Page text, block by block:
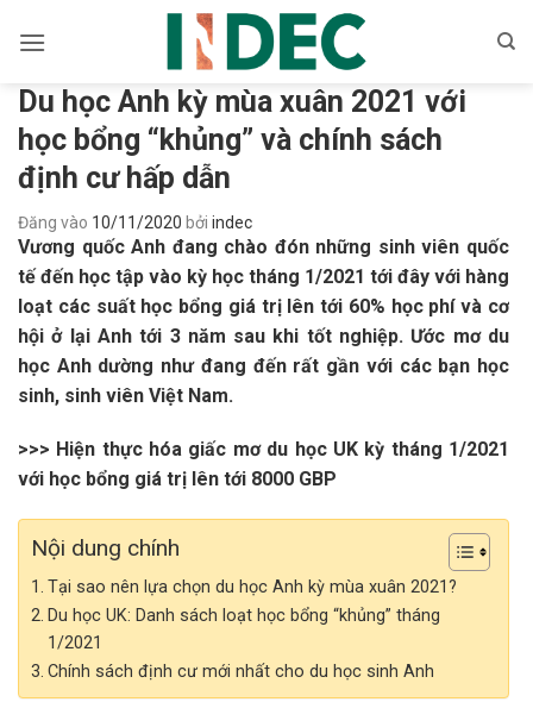
qua
dungDu học Anh kỳ mùa xuân 2021 với
học bổng “khủng” và chính sách
định cư hấp dẫn
Đăng vào 10/11/2020 bởi indec
Vương quốc Anh đang chào đón những sinh viên quốc
tế đến học tập vào kỳ học tháng 1/2021 tới đây với hàng
loạt các suất học bổng giá trị lên tới 60% học phí và cơ
hội ở lại Anh tới 3 năm sau khi tốt nghiệp. Ước mơ du
học Anh dường như đang đến rất gần với các bạn học
sinh, sinh viên Việt Nam.
>>> Hiện thực hóa giấc mơ du học UK kỳ tháng 1/2021
với học bổng giá trị lên tới 8000 GBP
Nội dung chính
Tại sao nên lựa chọn du học Anh kỳ mùa xuân 2021?
Du học UK: Danh sách loạt học bổng “khủng” tháng
1/2021
Chính sách định cư mới nhất cho du học sinh Anh